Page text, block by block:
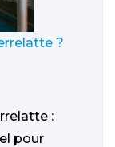
?
:
pour